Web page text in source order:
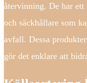
återvinning. De har
och säckhållare som
avfall. Dessa
gör det enklare att